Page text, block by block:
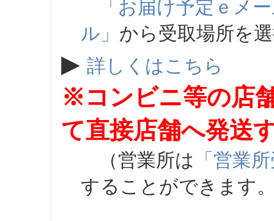
「お届け予定ｅメ
ル」 から受取場所を
▶ 詳しくはこちら
※コンビニ等の店
て直接店舗へ発送
（営業所は 「営業
することができます